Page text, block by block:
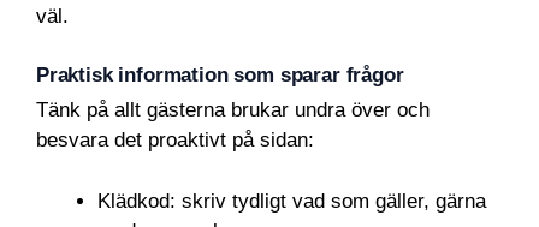
väl.
Praktisk information som sparar frågor
Tänk på allt gästerna brukar undra över och
besvara det proaktivt på sidan:
Klädkod: skriv tydligt vad som gäller, gärna